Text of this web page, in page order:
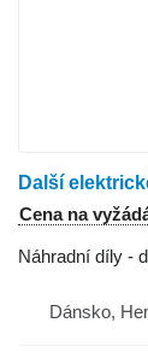
Cena na
Náhradní díly -
Dánsko,